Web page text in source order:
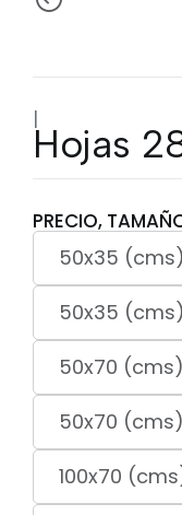
|
Hojas
PRECIO,
50x35
50x35
50x70
50x70
100x70